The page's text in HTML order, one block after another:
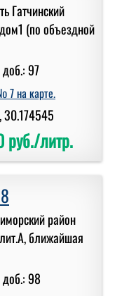
Гатчинский
(по объездной
97
7 на карте.
30.174545
руб./литр.
район
ближайшая
98